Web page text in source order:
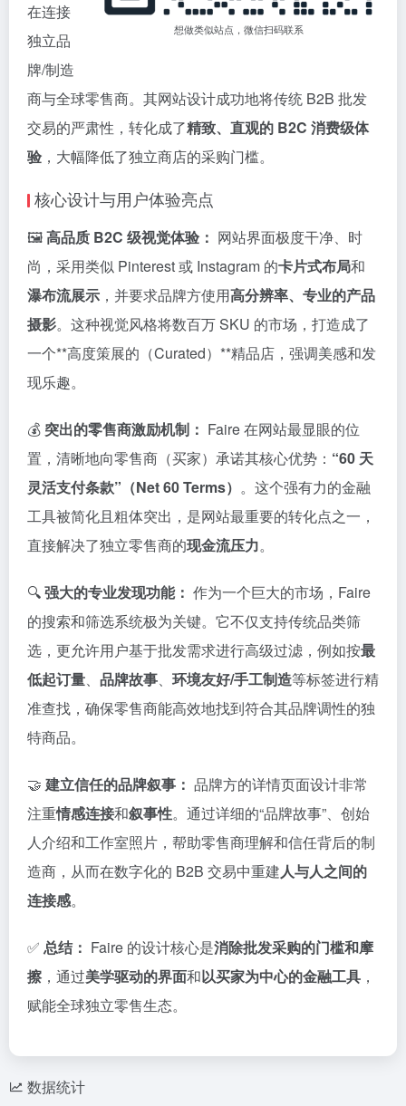
想做类似站点，微信扫码联系
在连接
独立品
牌/制造
商与全球零售商。其网站设计成功地将传统 B2B 批发
交易的严肃性，转化成了精致、直观的 B2C 消费级体
验 ，大幅降低了独立商店的采购门槛。
核心设计与用户体验亮点
🖼️高品质 B2C 级视觉体验： 网站界面极度干净、时
尚，采用类似 Pinterest 或 Instagram 的卡片式布局和
瀑布流展示 ，并要求品牌方使用高分辨率、专业的产品
摄影。这种视觉风格将数百万 SKU 的市场，打造成了
一个**高度策展的（Curated）**精品店，强调美感和发
现乐趣。
💰 突出的零售商激励机制： Faire 在网站最显眼的位
置，清晰地向零售商（买家）承诺其核心优势： “60 天
灵活支付条款”（Net 60 Terms） 。这个强有力的金融
工具被简化且粗体突出，是网站最重要的转化点之一，
直接解决了独立零售商的现金流压力。
🔍强大的专业发现功能： 作为一个巨大的市场，Faire
的搜索和筛选系统极为关键。它不仅支持传统品类筛
选，更允许用户基于批发需求进行高级过滤，例如按最
低起订量、 品牌故事、 环境友好/手工制造等标签进行精
准查找，确保零售商能高效地找到符合其品牌调性的独
特商品。
🤝 建立信任的品牌叙事： 品牌方的详情页面设计非常
注重情感连接和叙事性。通过详细的“品牌故事”、创始
人介绍和工作室照片，帮助零售商理解和信任背后的制
造商，从而在数字化的 B2B 交易中重建人与人之间的
连接感。
✅ 总结： Faire 的设计核心是消除批发采购的门槛和摩
擦 ，通过美学驱动的界面和以买家为中心的金融工具 ，
赋能全球独立零售生态。
数据统计